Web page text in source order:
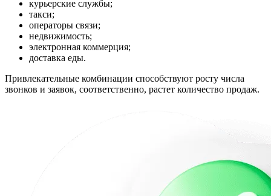
курьерские службы;
такси;
операторы связи;
недвижимость;
электронная коммерция;
доставка еды.
Привлекательные комбинации способствуют росту числа
звонков и заявок, соответственно, растет количество продаж.